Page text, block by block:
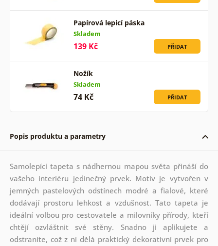
Papírová lepicí páska
Skladem
139 Kč PŘIDAT
Nožík
Skladem
74 Kč PŘIDAT
Popis produktu a parametry
Samolepící tapeta s nádhernou mapou světa přináší do
vašeho interiéru jedinečný prvek. Motiv je vytvořen v
jemných pastelových odstínech modré a fialové, které
dodávají prostoru lehkost a vzdušnost. Tato tapeta je
ideální volbou pro cestovatele a milovníky přírody, kteří
chtějí ozvláštnit své stěny. Snadno ji aplikujete a
odstraníte, což z ní dělá praktický dekorativní prvek pro